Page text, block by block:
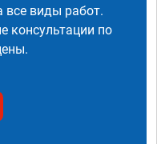
все виды работ.
консультации по